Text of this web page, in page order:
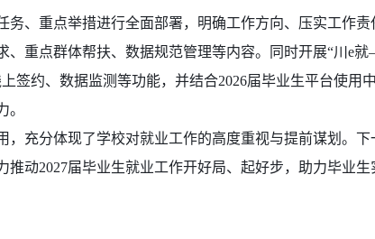
务、重点举措进行全面部署，明确工作方向、压实工作
、重点群体帮扶、数据规范管理等内容。同时开展“川e
签约、数据监测等功能，并结合2026届毕业生平台使用
。
，充分体现了学校对就业工作的高度重视与提前谋划。
动2027届毕业生就业工作开好局、起好步，助力毕业生